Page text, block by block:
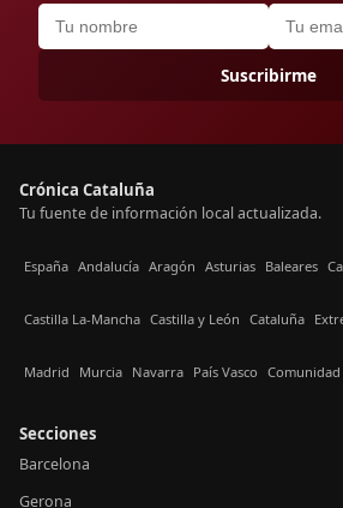
Suscribirme
Crónica Cataluña
Tu fuente de información local actualizada.
España Andalucía Aragón Asturias Baleares
Castilla La-Mancha Castilla y León Cataluña
Madrid Murcia Navarra País Vasco Comunidad
Secciones
Barcelona
Gerona